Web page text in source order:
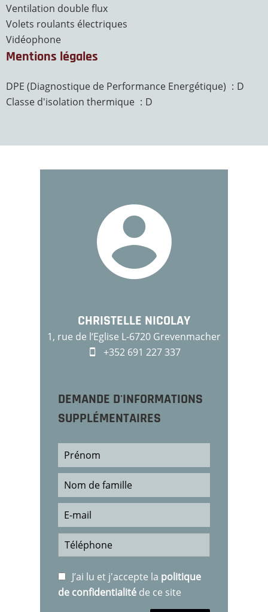
Ventilation double flux
Volets roulants électriques
Vidéophone
Mentions légales
DPE (Diagnostique de Performance Energétique)
D
Classe d'isolation thermique
D
CHRISTELLE NICOLAY
1, rue de l‘Eglise L-6720 Grevenmacher
+352 691 227 337
DEMANDE D'INFORMATIONS
SUPPLÉMENTAIRES
J’ai lu et j'accepte la politique
de confidentialité de ce site